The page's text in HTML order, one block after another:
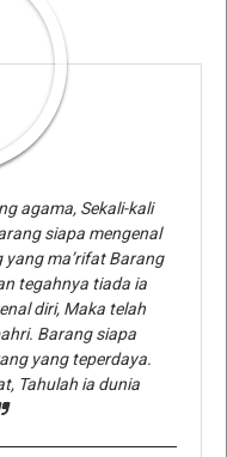
agama, Sekali-kali
siapa mengenal
ma’rifat Barang
tegahnya tiada ia
diri, Maka telah
Barang siapa
yang teperdaya.
Tahulah ia dunia